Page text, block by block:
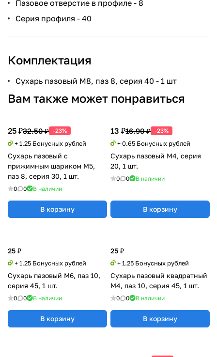
Пазовое отверстие в профиле - 8
Серия профиля - 40
Комплектация
Сухарь пазовый М8, паз 8, серия 40 - 1 шт
Вам также может понравиться
25 ₽32.50 ₽ -23%
+ 1.25 Бонусных рублей
Сухарь пазовый с
прижимным шариком М5,
паз 8, серия 30, 1 шт.
0 0 В наличии
В корзину
13 ₽16.90 ₽ -23%
+ 0.65 Бонусных рублей
Сухарь пазовый М4, серия
20, 1 шт.
0 0 В наличии
В корзину
25 ₽
+ 1.25 Бонусных рублей
Сухарь пазовый квадратный
M4, паз 10, серия 45, 1 шт.
0 0 В наличии
В корзину
25 ₽
+ 1.25 Бонусных рублей
Сухарь пазовый M6, паз 10,
серия 45, 1 шт.
0 0 В наличии
В корзину